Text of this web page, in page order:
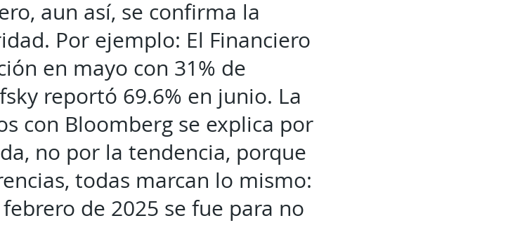
aun así, se confirma la
Por ejemplo: El Financiero
en mayo con 31% de
reportó 69.6% en junio. La
con Bloomberg se explica por
no por la tendencia, porque
todas marcan lo mismo:
de 2025 se fue para no